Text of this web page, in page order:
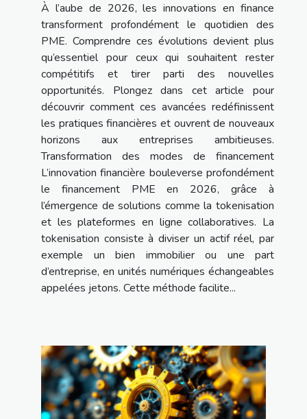
À l’aube de 2026, les innovations en finance
transforment profondément le quotidien des
PME. Comprendre ces évolutions devient plus
qu’essentiel pour ceux qui souhaitent rester
compétitifs et tirer parti des nouvelles
opportunités. Plongez dans cet article pour
découvrir comment ces avancées redéfinissent
les pratiques financières et ouvrent de nouveaux
horizons aux entreprises ambitieuses.
Transformation des modes de financement
L’innovation financière bouleverse profondément
le financement PME en 2026, grâce à
l’émergence de solutions comme la tokenisation
et les plateformes en ligne collaboratives. La
tokenisation consiste à diviser un actif réel, par
exemple un bien immobilier ou une part
d’entreprise, en unités numériques échangeables
appelées jetons. Cette méthode facilite...